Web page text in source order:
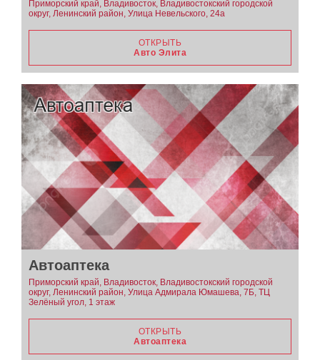
Приморский край, Владивосток, Владивостокский городской
округ, Ленинский район, Улица Невельского, 24а
ОТКРЫТЬ
Авто Элита
Автоаптека
Приморский край, Владивосток, Владивостокский городской
округ, Ленинский район, Улица Адмирала Юмашева, 7Б, ТЦ
Зелёный угол, 1 этаж
ОТКРЫТЬ
Автоаптека